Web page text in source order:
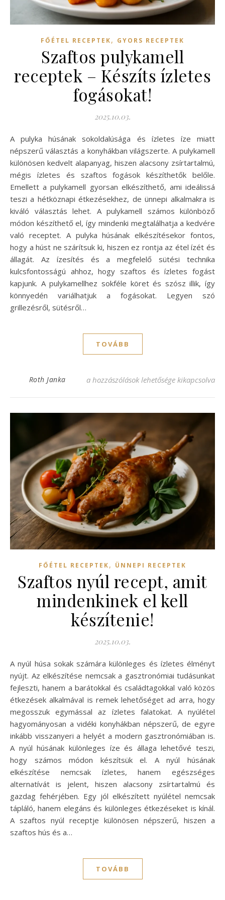
FŐÉTEL RECEPTEK, GYORS RECEPTEK
Szaftos pulykamell
receptek – Készíts ízletes
fogásokat!
2025.10.03.
A pulyka húsának sokoldalúsága és ízletes íze miatt
népszerű választás a konyhákban világszerte. A pulykamell
különösen kedvelt alapanyag, hiszen alacsony zsírtartalmú,
mégis ízletes és szaftos fogások készíthetők belőle.
Emellett a pulykamell gyorsan elkészíthető, ami ideálissá
teszi a hétköznapi étkezésekhez, de ünnepi alkalmakra is
kiváló választás lehet. A pulykamell számos különböző
módon készíthető el, így mindenki megtalálhatja a kedvére
való receptet. A pulyka húsának elkészítésekor fontos,
hogy a húst ne szárítsuk ki, hiszen ez rontja az étel ízét és
állagát. Az ízesítés és a megfelelő sütési technika
kulcsfontosságú ahhoz, hogy szaftos és ízletes fogást
kapjunk. A pulykamellhez sokféle köret és szósz illik, így
könnyedén variálhatjuk a fogásokat. Legyen szó
grillezésről, sütésről…
TOVÁBB
Roth Janka Szaftos pulykamell receptek – Készíts
a hozzászólások lehetősége kikapcsolva
FŐÉTEL RECEPTEK, ÜNNEPI RECEPTEK
Szaftos nyúl recept, amit
mindenkinek el kell
készítenie!
2025.10.03.
A nyúl húsa sokak számára különleges és ízletes élményt
nyújt. Az elkészítése nemcsak a gasztronómiai tudásunkat
fejleszti, hanem a barátokkal és családtagokkal való közös
étkezések alkalmával is remek lehetőséget ad arra, hogy
megosszuk egymással az ízletes falatokat. A nyúlétel
hagyományosan a vidéki konyhákban népszerű, de egyre
inkább visszanyeri a helyét a modern gasztronómiában is.
A nyúl húsának különleges íze és állaga lehetővé teszi,
hogy számos módon készítsük el. A nyúl húsának
elkészítése nemcsak ízletes, hanem egészséges
alternatívát is jelent, hiszen alacsony zsírtartalmú és
gazdag fehérjében. Egy jól elkészített nyúlétel nemcsak
tápláló, hanem elegáns és különleges étkezéseket is kínál.
A szaftos nyúl receptje különösen népszerű, hiszen a
szaftos hús és a…
TOVÁBB